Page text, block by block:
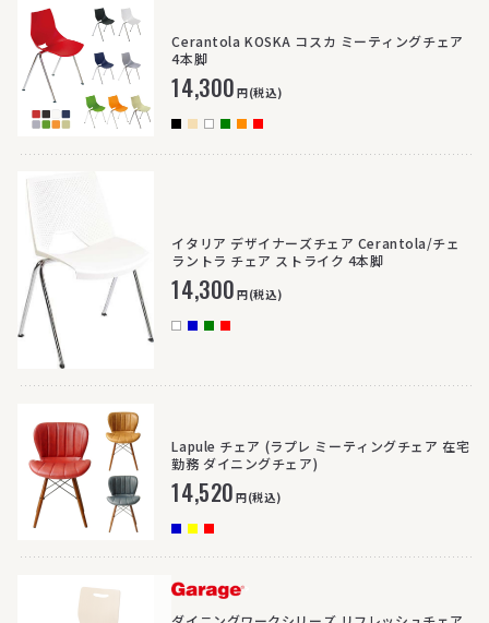
Cerantola KOSKA コスカ ミーティングチェア
4本脚
14,300円(税込)
イタリア デザイナーズチェア Cerantola/チェ
ラントラ チェア ストライク 4本脚
14,300円(税込)
Lapule チェア (ラプレ ミーティングチェア 在宅
勤務 ダイニングチェア)
14,520円(税込)
>